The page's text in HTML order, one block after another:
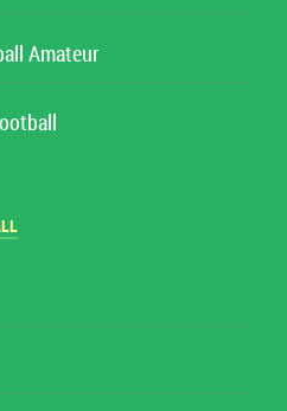
Amateur